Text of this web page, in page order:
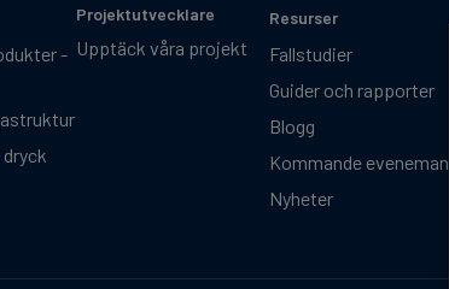
-
Projektutvecklare
Upptäck våra projekt
Resurser
Fallstudier
Guider och rapporter
Blogg
Kommande evenemang
Nyheter